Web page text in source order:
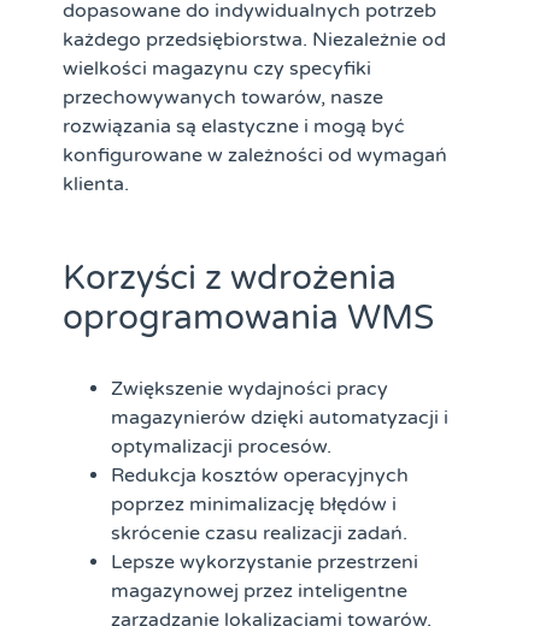
dopasowane do indywidualnych potrzeb
każdego przedsiębiorstwa. Niezależnie od
wielkości magazynu czy specyfiki
przechowywanych towarów, nasze
rozwiązania są elastyczne i mogą być
konfigurowane w zależności od wymagań
klienta.
Korzyści z wdrożenia
oprogramowania WMS
Zwiększenie wydajności pracy
magazynierów dzięki automatyzacji i
optymalizacji procesów.
Redukcja kosztów operacyjnych
poprzez minimalizację błędów i
skrócenie czasu realizacji zadań.
Lepsze wykorzystanie przestrzeni
magazynowej przez inteligentne
zarządzanie lokalizacjami towarów.